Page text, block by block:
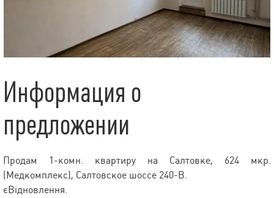
Информация о
предложении
Продам 1-комн. квартиру на Салтовке, 624 мкр.
(Медкомплекс), Салтовское шоссе 240-В.
єВідновлення.